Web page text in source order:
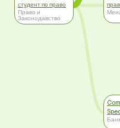
студент по право
Право и
Законодавство